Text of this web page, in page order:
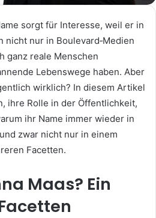
sorgt für Interesse, weil er in
nicht nur in Boulevard‑Medien
ganz reale Menschen
Lebenswege haben. Aber
wirklich? In diesem Artikel
ihre Rolle in der Öffentlichkeit,
ihr Name immer wieder in
zwar nicht nur in einem
Facetten.
Maas? Ein